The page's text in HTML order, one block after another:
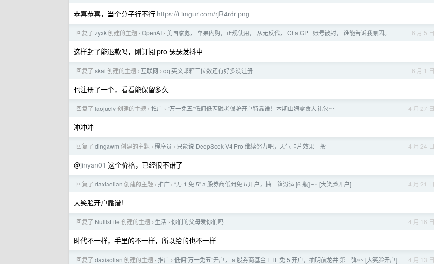
恭喜恭喜，当个分子行不行 https://i.imgur.com/rjR4rdr.png
6 月 5 日
回复了 zyxk创建的主题 › OpenAI › 美国家宽， 苹果内购，正规使用， 从无反代， ChatGPT 账号被封， 谁能告诉我原因。
这样封了能退款吗，刚订阅 pro 瑟瑟发抖中
6 月 1 日
回复了 skai 创建的主题 › 互联网 › qq 英文邮箱三位数还有好多没注册
也注册了一个，看看能保留多久
4 月 27 日
回复了 laojuelv创建的主题 › 推广 › “万一免五”低佣低两融老倔驴开户特靠谱！本期山姆零食大礼包～
冲冲冲
4 月 24 日
回复了 dingawm 创建的主题 › 程序员 › 只能说 DeepSeek V4 Pro 继续努力吧，天气卡片效果一般
@jinyan01 这个价格，已经很不错了
4 月 21 日
回复了 daxiaolian 创建的主题 › 推广 › “万 1 免 5” a 股券商低佣免五开户，抽一箱汾酒 [6 瓶] ~~ [大笑脸开户]
大笑脸开户靠谱!
4 月 16 日
回复了 NullIsLife 创建的主题 › 生活 › 你们的父母爱你们吗
时代不一样，手里的不一样，所以给的也不一样
4 月 13 日
回复了 daxiaolian 创建的主题 › 推广 › 低佣“万一免五”开户， a 股券商基金 ETF 免 5 开户，抽明前龙井 第二弹~~ [大笑脸开户]